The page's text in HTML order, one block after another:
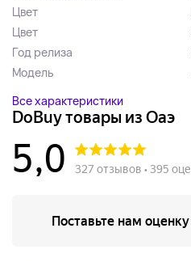
Цвет
Цвет
Год релиза
Модель
Все характеристики